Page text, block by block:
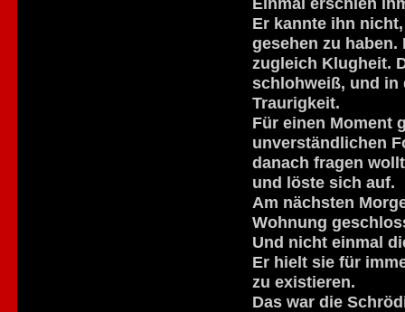
Er kannte ihn
gesehen zu
zugleich Klugheit.
schlohweiß, und in
Traurigkeit.
Für einen Moment
unverständlichen
danach fragen
und löste sich auf.
Am nächsten
Wohnung
Und nicht einmal
Er hielt sie für
zu existieren.
Das war die